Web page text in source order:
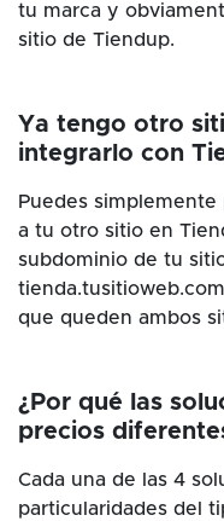
tu marca y
sitio de Tiendup.
Ya tengo otro
integrarlo con
Puedes
a tu otro sitio en
subdominio de tu
que queden ambos
¿Por qué las
precios
Cada una de las 4
particularidades del